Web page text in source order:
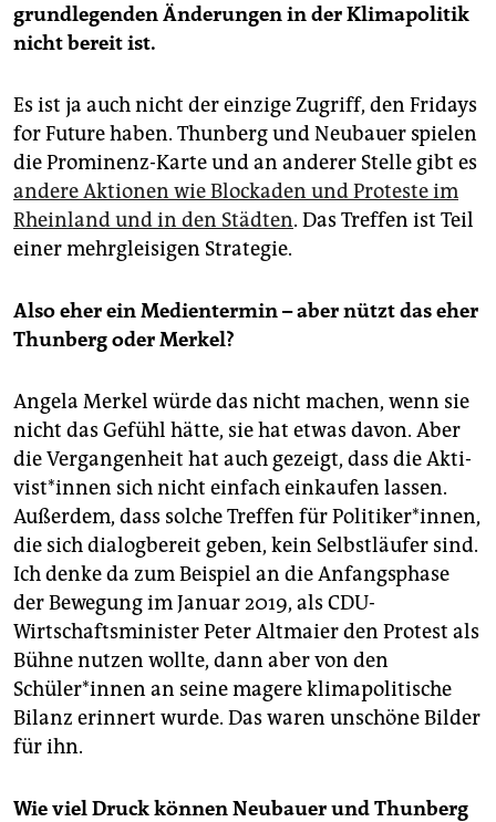
grundlegenden Änderungen in der Klimapolitik
nicht bereit ist.
Es ist ja auch nicht der einzige Zugriff, den Fridays
for Future haben. Thunberg und Neubauer spielen
die Prominenz-Karte und an anderer Stelle gibt es
andere Aktionen wie Blockaden und Proteste im
Rheinland und in den Städten. Das Treffen ist Teil
einer mehrgleisigen Strategie.
Also eher ein Medientermin – aber nützt das eher
Thunberg oder Merkel?
Angela Merkel würde das nicht machen, wenn sie
nicht das Gefühl hätte, sie hat etwas davon. Aber
die Vergangenheit hat auch gezeigt, dass die Ak­ti­
vis­t*in­nen sich nicht einfach einkaufen lassen.
Außerdem, dass solche Treffen für Po­li­ti­ke­r*in­nen,
die sich dialogbereit geben, kein Selbstläufer sind.
Ich denke da zum Beispiel an die Anfangsphase
der Bewegung im Januar 2019, als CDU-
Wirtschaftsminister Peter Altmaier den Protest als
Bühne nutzen wollte, dann aber von den
Schüler*innen an seine magere klimapolitische
Bilanz erinnert wurde. Das waren unschöne Bilder
für ihn.
Wie viel Druck können Neubauer und Thunberg